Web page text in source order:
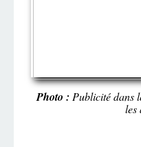
Photo : Publicité dans
les